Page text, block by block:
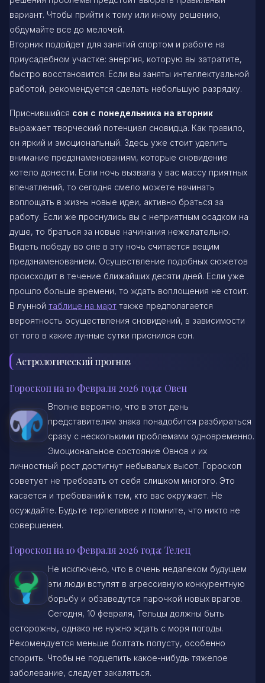
вариант. Чтобы прийти к тому или иному решению,
обдумайте все до мелочей.
Вторник подойдет для занятий спортом и работе на
приусадебном участке: энергия, которую вы затратите,
быстро восстановится. Если вы заняты интеллектуальной
работой, рекомендуется сделать небольшую разрядку.
Приснившийся сон с понедельника на вторник
выражает творческий потенциал сновидца. Как правило,
он яркий и эмоциональный. Здесь уже стоит уделить
внимание предзнаменованиям, которые сновидение
хотело донести. Если ночь вызвала у вас массу приятных
впечатлений, то сегодня смело можете начинать
воплощать в жизнь новые идеи, активно браться за
работу. Если же проснулись вы с неприятным осадком на
душе, то браться за новые начинания нежелательно.
Видеть победу во сне в эту ночь считается вещим
предзнаменованием. Осуществление подобных сюжетов
происходит в течение ближайших десяти дней. Если уже
прошло больше времени, то ждать воплощения не стоит.
В лунной таблице на март также предполагается
вероятность осуществления сновидений, в зависимости
от того в какие лунные сутки приснился сон.
Астрологический прогноз
Гороскоп на 10 Февраля 2026 года: Овен
Вполне вероятно, что в этот день
представителям знака понадобится разбираться
сразу с несколькими проблемами одновременно.
Эмоциональное состояние Овнов и их
личностный рост достигнут небывалых высот. Гороскоп
советует не требовать от себя слишком многого. Это
касается и требований к тем, кто вас окружает. Не
осуждайте. Будьте терпеливее и помните, что никто не
совершенен.
Гороскоп на 10 Февраля 2026 года: Телец
Не исключено, что в очень недалеком будущем
эти люди вступят в агрессивную конкурентную
борьбу и обзаведутся парочкой новых врагов.
Сегодня, 10 февраля, Тельцы должны быть
осторожны, однако не нужно ждать с моря погоды.
Рекомендуется меньше болтать попусту, особенно
спорить. Чтобы не подцепить какое-нибудь тяжелое
заболевание, следует закаляться.